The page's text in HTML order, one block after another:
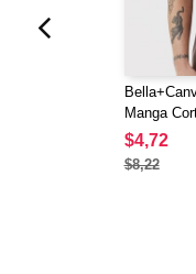
Manga
$4,72
$8,22